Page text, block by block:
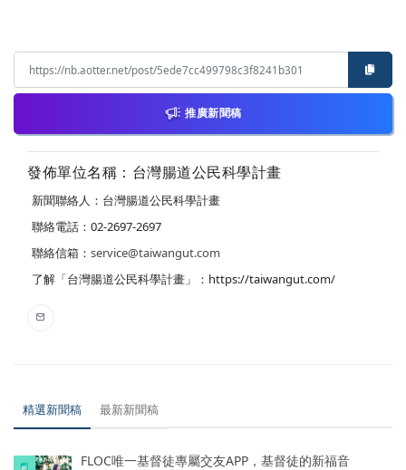
推廣新聞稿
發佈單位名稱：台灣腸道公民科學計畫
新聞聯絡人：台灣腸道公民科學計畫
聯絡電話：02-2697-2697
聯絡信箱： service@taiwangut.com
了解「台灣腸道公民科學計畫」：https://taiwangut.com/
精選新聞稿 最新新聞稿
FLOC唯一基督徒專屬交友APP，基督徒的新福音